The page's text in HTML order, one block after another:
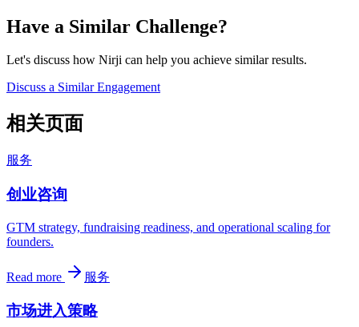
Have a Similar Challenge?
Let's discuss how Nirji can help you achieve similar results.
Discuss a Similar Engagement
相关页面
服务
创业咨询
GTM strategy, fundraising readiness, and operational scaling for
founders.
Read more 服务
市场进入策略